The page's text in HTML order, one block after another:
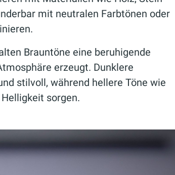
mit neutralen Farbtönen oder
Brauntöne eine beruhigende
erzeugt. Dunklere
stilvoll, während hellere Töne wie
sorgen.